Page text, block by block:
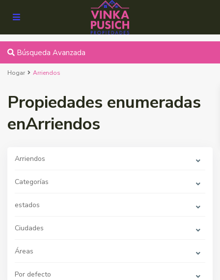
Búsqueda Avanzada
Hogar Arriendos
Propiedades enumeradas
enArriendos
Arriendos
Categorías
estados
Ciudades
Áreas
Por defecto